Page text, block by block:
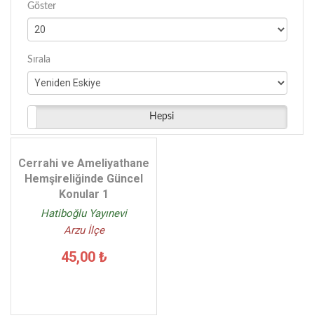
Göster
Sırala
Hepsi
Cerrahi ve Ameliyathane
Hemşireliğinde Güncel
Konular 1
Hatiboğlu Yayınevi
Arzu İlçe
45,00 ₺